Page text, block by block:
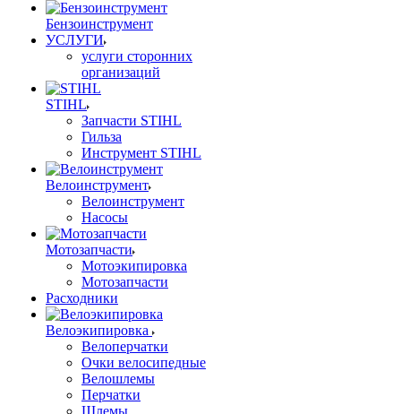
Бензоинструмент
УСЛУГИ
услуги сторонних
организаций
STIHL
Запчасти STIHL
Гильза
Инструмент STIHL
Велоинструмент
Велоинструмент
Насосы
Мотозапчасти
Мотоэкипировка
Мотозапчасти
Расходники
Велоэкипировка
Велоперчатки
Очки велосипедные
Велошлемы
Перчатки
Шлемы